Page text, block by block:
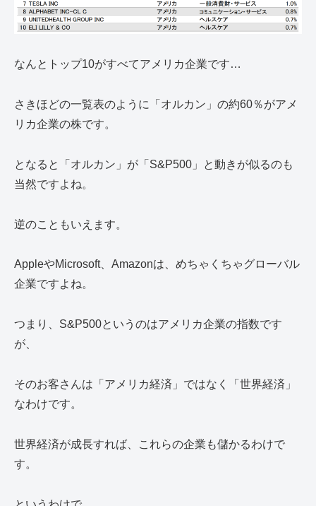
なんとトップ10がすべてアメリカ企業です…
さきほどの一覧表のように「オルカン」の約60％がアメ
リカ企業の株です。
となると「オルカン」が「S&P500」と動きが似るのも
当然ですよね。
逆のこともいえます。
AppleやMicrosoft、Amazonは、めちゃくちゃグローバル
企業ですよね。
つまり、S&P500というのはアメリカ企業の指数です
が、
そのお客さんは「アメリカ経済」ではなく「世界経済」
なわけです。
世界経済が成長すれば、これらの企業も儲かるわけで
す。